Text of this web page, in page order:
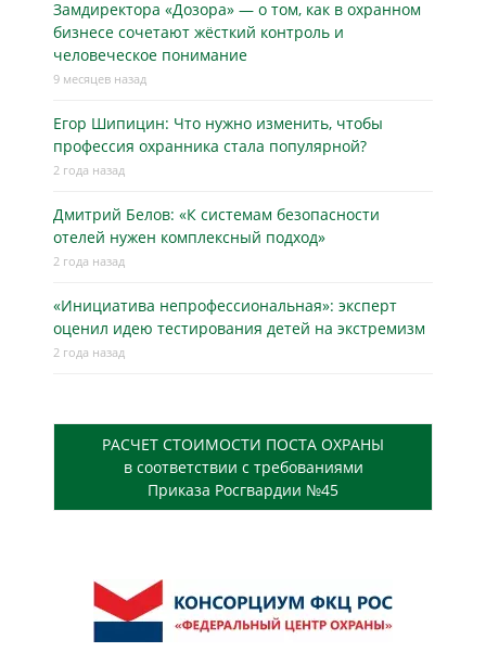
Замдиректора «Дозора» — о том, как в охранном
бизнесe сочетают жёсткий контроль и
человеческое понимание
9 месяцев назад
Егор Шипицин: Что нужно изменить, чтобы
профессия охранника стала популярной?
2 года назад
Дмитрий Белов: «К системам безопасности
отелей нужен комплексный подход»
2 года назад
«Инициатива непрофессиональная»: эксперт
оценил идею тестирования детей на экстремизм
2 года назад
РАСЧЕТ СТОИМОСТИ ПОСТА ОХРАНЫ
в соответствии с требованиями
Приказа Росгвардии №45